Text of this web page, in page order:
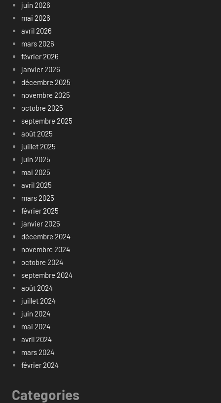
juin 2026
mai 2026
avril 2026
mars 2026
février 2026
janvier 2026
décembre 2025
novembre 2025
octobre 2025
septembre 2025
août 2025
juillet 2025
juin 2025
mai 2025
avril 2025
mars 2025
février 2025
janvier 2025
décembre 2024
novembre 2024
octobre 2024
septembre 2024
août 2024
juillet 2024
juin 2024
mai 2024
avril 2024
mars 2024
février 2024
Categories